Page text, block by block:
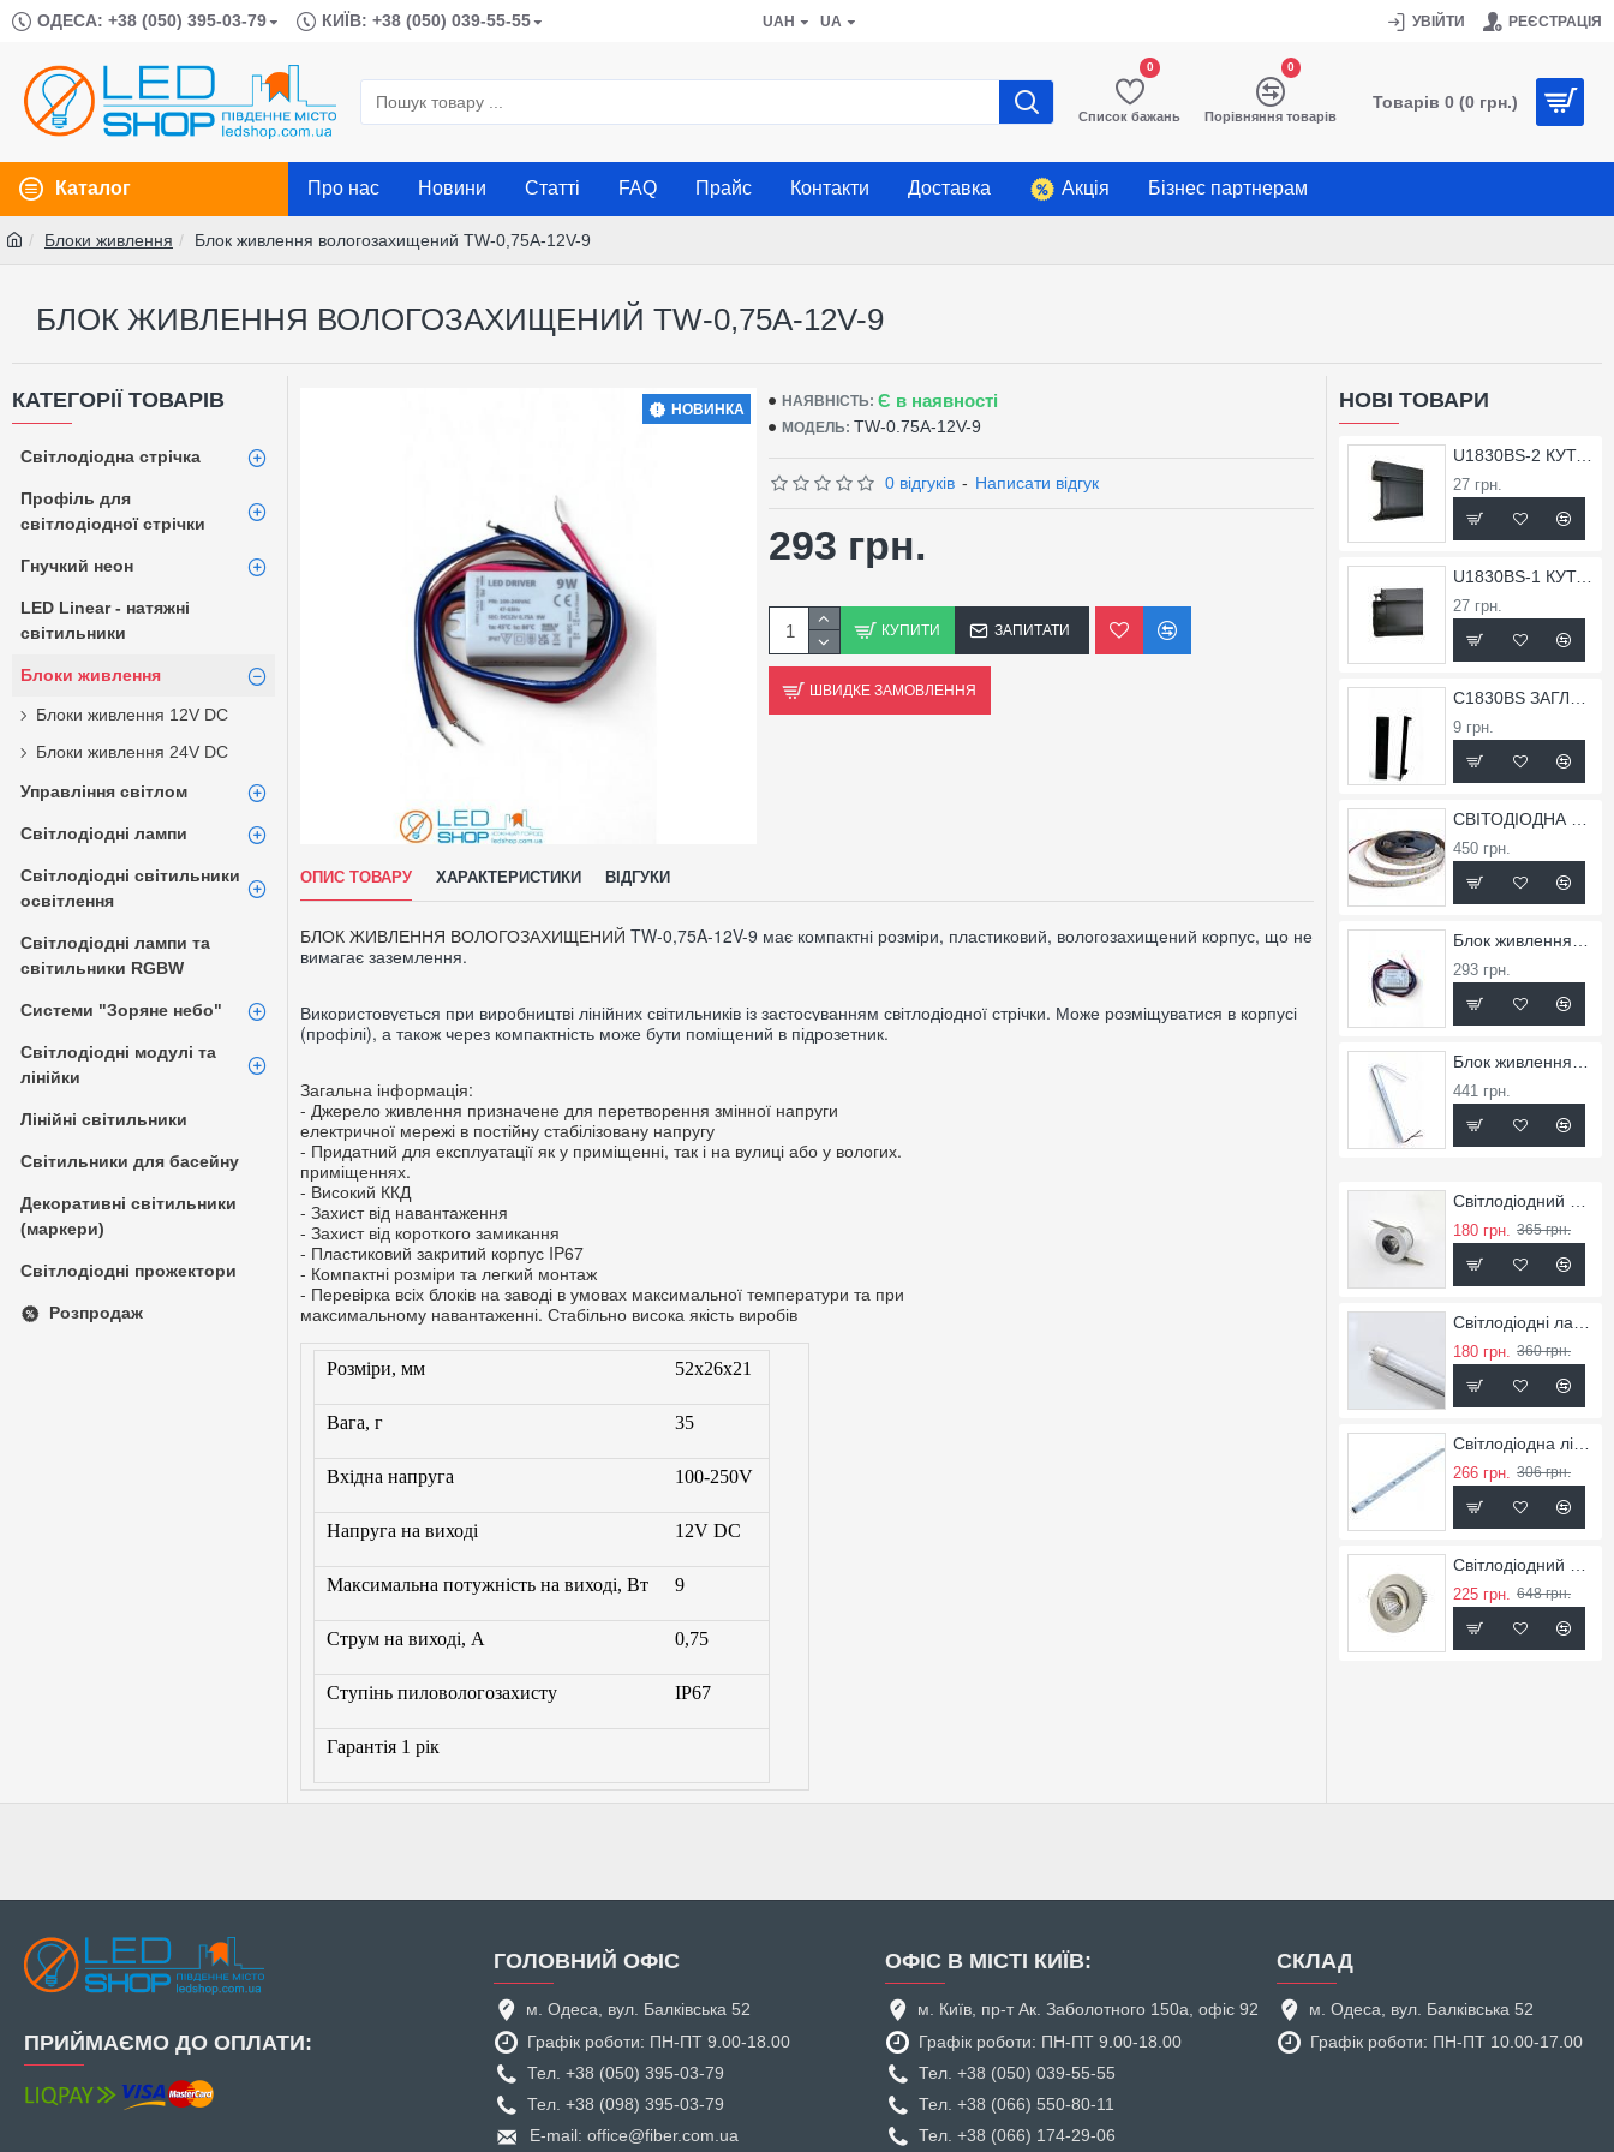
ОДЕСА: +38 (050) 395-03-79 КИЇВ: +38 (050) 039-55-55 UAH UA УВІЙТИ РЕЄСТРАЦІЯ
Список бажань
0
Порівняння товарів
0
Товарів 0 (0 грн.)
Каталог Про нас Новини Статті FAQ Прайс Контакти Доставка Акція Бізнес партнерам
Блоки живлення Блок живлення вологозахищений TW-0,75A-12V-9
БЛОК ЖИВЛЕННЯ ВОЛОГОЗАХИЩЕНИЙ TW-0,75A-12V-9
КАТЕГОРІЇ ТОВАРІВ
Світлодіодна стрічка
Профіль для
світлодіодної стрічки
Гнучкий неон
LED Linear - натяжні
світильники
Блоки живлення
Блоки живлення 12V DC
Блоки живлення 24V DC
Управління світлом
Світлодіодні лампи
Світлодіодні світильники
освітлення
Світлодіодні лампи та
світильники RGBW
Системи "Зоряне небо"
Світлодіодні модулі та
лінійки
Лінійні світильники
Світильники для басейну
Декоративні світильники
(маркери)
Світлодіодні прожектори
Розпродаж
НОВИНКА НАЯВНІСТЬ: Є в наявності
МОДЕЛЬ: TW-0.75A-12V-9
0 відгуків - Написати відгук
293 грн.
КУПИТИ ЗАПИТАТИ
ШВИДКЕ ЗАМОВЛЕННЯ
ОПИС ТОВАРУ ХАРАКТЕРИСТИКИ ВІДГУКИ
БЛОК ЖИВЛЕННЯ ВОЛОГОЗАХИЩЕНИЙ TW-0,75A-12V-9 має компактні розміри, пластиковий, вологозахищений корпус, що не
вимагає заземлення.
Використовується при виробництві лінійних світильників із застосуванням світлодіодної стрічки. Може розміщуватися в корпусі
(профілі), а також через компактність може бути поміщений в підрозетник.
Загальна інформація:
- Джерело живлення призначене для перетворення змінної напруги
електричної мережі в постійну стабілізовану напругу
- Придатний для експлуатації як у приміщенні, так і на вулиці або у вологих.
приміщеннях.
- Високий ККД
- Захист від навантаження
- Захист від короткого замикання
- Пластиковий закритий корпус IP67
- Компактні розміри та легкий монтаж
- Перевірка всіх блоків на заводі в умовах максимальної температури та при
максимальному навантаженні. Стабільно висока якість виробів
Розміри, мм 52x26x21
Вага, г 35
Вхідна напруга 100-250V
Напруга на виході 12V DC
Максимальна потужність на виході, Вт 9
Струм на виході, A 0,75
Ступінь пиловологозахисту IP67
Гарантія 1 рік
НОВІ ТОВАРИ
U1830BS-2 КУТОК ЗОВНІШНІЙ ДЛЯ ПРОФІЛЮ X1830BS
27 грн.
U1830BS-1 КУТОК ВНУТРІШНІХ ДЛЯ ПРОФІЛЮ X1830BS
27 грн.
9 грн.
450 грн.
293 грн.
441 грн.
180 грн. 365 грн.
180 грн. 360 грн.
Світлодіодна лінійка LRB-9
266 грн. 306 грн.
225 грн. 648 грн.
ПРИЙМАЄМО ДО ОПЛАТИ:
ГОЛОВНИЙ ОФІС
м. Одеса, вул. Балківська 52
Графік роботи: ПН-ПТ 9.00-18.00
Тел. +38 (050) 395-03-79
Тел. +38 (098) 395-03-79
E-mail: office@fiber.com.ua
ОФІС В МІСТІ КИЇВ:
м. Київ, пр-т Ак. Заболотного 150а, офіс 92
Графік роботи: ПН-ПТ 9.00-18.00
Тел. +38 (050) 039-55-55
Тел. +38 (066) 550-80-11
Тел. +38 (066) 174-29-06
СКЛАД
м. Одеса, вул. Балківська 52
Графік роботи: ПН-ПТ 10.00-17.00